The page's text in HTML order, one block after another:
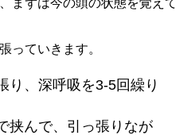
まずは今の頭の状態を覚えて
っていきます。
、深呼吸を3-5回繰り
挟んで、引っ張りなが